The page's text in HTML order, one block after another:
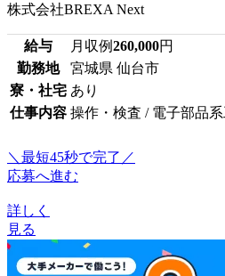
株式会社BREXA Next
給与 月収例260,000円
勤務地
宮城県 仙台市
寮・社宅 あり
仕事内容 操作・検査 / 電子部品系
＼最短45秒で完了／
応募へ進む
詳しく
見る